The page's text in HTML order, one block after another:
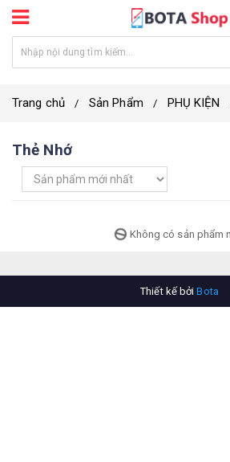
Trang chủ Sản Phẩm PHỤ KIỆN
Thẻ Nhớ
Không có sản phẩm
Thiết kế bởiBota